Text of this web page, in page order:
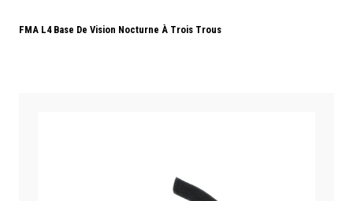
FMA L4 Base De Vision Nocturne À Trois Trous